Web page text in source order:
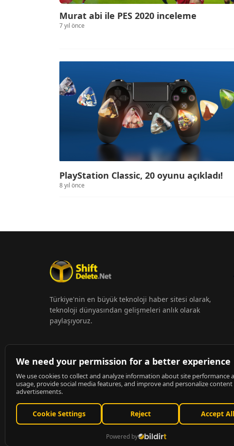
Murat abi ile PES 2020 inceleme
7 yıl önce
PlayStation Classic, 20 oyunu açıkladı!
8 yıl önce
Türkiye'nin en büyük teknoloji haber sitesi olarak,
teknoloji dünyasından gelişmeleri anlık olarak
paylaşıyoruz.
ShiftDelete.Net - Tüm hakları saklıdır.